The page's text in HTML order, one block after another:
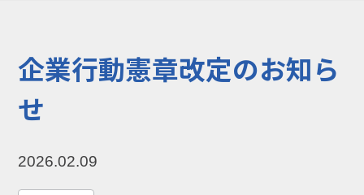
NIXのサスティナ
環境負荷物質調
企業行動憲章改定のお知ら
せ
2026.02.09